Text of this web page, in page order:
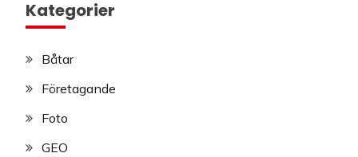
Kategorier
Båtar
Företagande
Foto
GEO